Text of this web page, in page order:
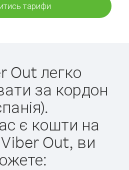
тарифи
Out легко
за кордон
є кошти на
Out, ви